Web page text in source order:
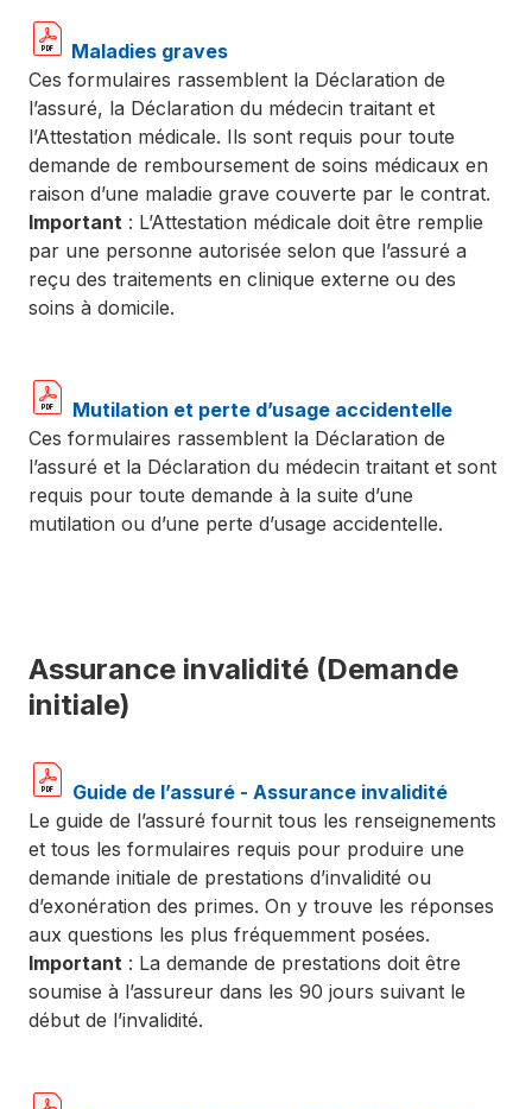
Maladies graves
Ces formulaires rassemblent la Déclaration de
l’assuré, la Déclaration du médecin traitant et
l’Attestation médicale. Ils sont requis pour toute
demande de remboursement de soins médicaux en
raison d’une maladie grave couverte par le contrat.
Important : L’Attestation médicale doit être remplie
par une personne autorisée selon que l’assuré a
reçu des traitements en clinique externe ou des
soins à domicile.
Mutilation et perte d’usage accidentelle
Ces formulaires rassemblent la Déclaration de
l’assuré et la Déclaration du médecin traitant et sont
requis pour toute demande à la suite d’une
mutilation ou d’une perte d’usage accidentelle.
Assurance invalidité (Demande
initiale)
Guide de l’assuré - Assurance invalidité
Le guide de l’assuré fournit tous les renseignements
et tous les formulaires requis pour produire une
demande initiale de prestations d’invalidité ou
d’exonération des primes. On y trouve les réponses
aux questions les plus fréquemment posées.
Important : La demande de prestations doit être
soumise à l’assureur dans les 90 jours suivant le
début de l’invalidité.